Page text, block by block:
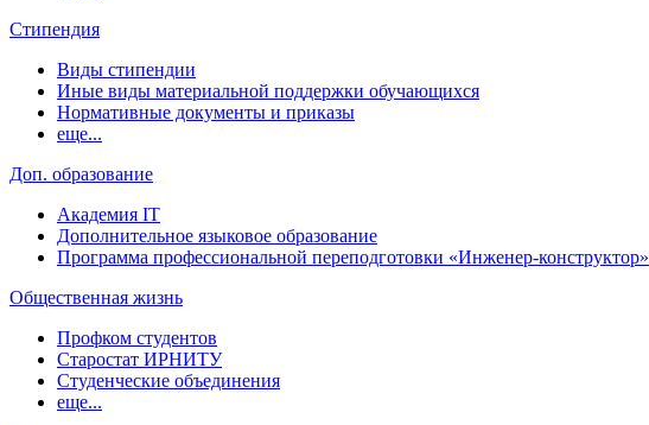
Стипендия
Виды стипендии
Иные виды материальной поддержки обучающихся
Нормативные документы и приказы
еще...
Доп. образование
Академия IT
Дополнительное языковое образование
Программа профессиональной переподготовки «Инженер-конструктор»
Общественная жизнь
Профком студентов
Старостат ИРНИТУ
Студенческие объединения
еще...